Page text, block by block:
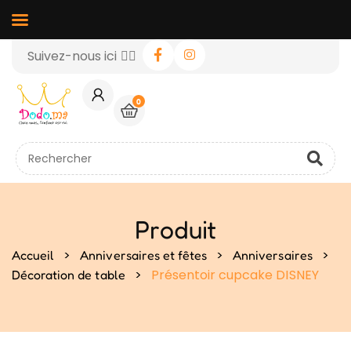
Suivez-nous ici 👉🏻
0
Produit
Accueil > Anniversaires et fêtes > Anniversaires >
Décoration de table > Présentoir cupcake DISNEY